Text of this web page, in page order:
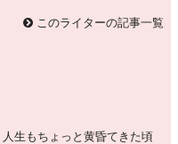
このライターの記事一覧
生もちょっと黄昏てきた頃